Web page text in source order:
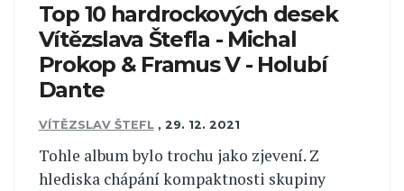
Top 10 hardrockových desek
Vítězslava Štefla - Michal
Prokop & Framus V - Holubí
Dante
VÍTĚZSLAV ŠTEFL , 29. 12. 2021
Tohle album bylo trochu jako zjevení. Z
hlediska chápání kompaktnosti skupiny